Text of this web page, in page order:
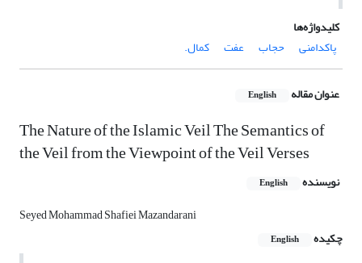
کلیدواژه‌ها
پاکدامنی
حجاب عفت کمال.
عنوان مقاله English
The Nature of the Islamic Veil The Semantics of
the Veil from the Viewpoint of the Veil Verses
نویسنده English
Seyed Mohammad Shafiei Mazandarani
چکیده
English